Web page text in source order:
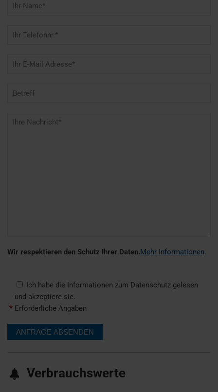
Wir respektieren den Schutz Ihrer Daten.Mehr Informationen.
Ich habe die Informationen zum Datenschutz gelesen
und akzeptiere sie.
* Erforderliche Angaben
Verbrauchswerte